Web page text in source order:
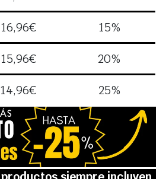
16,96€ 15%
15,96€ 20%
14,96€ 25%